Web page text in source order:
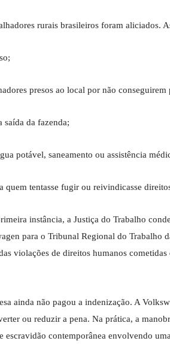
rurais brasileiros foram aliciados.
presos ao local por não
da fazenda;
potável, saneamento ou assistência
quem tentasse fugir ou reivindicasse
instância, a Justiça do Trabalho
para o Tribunal Regional do Trabalho
violações de direitos humanos cometidas
ainda não pagou a indenização. A
ou reduzir a pena. Na prática, a
escravidão contemporânea envolvendo